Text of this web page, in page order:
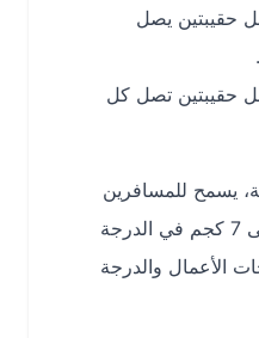
يصل
تصل كل
للمسافرين
يد بوزن يصل إلى 7 كجم في الدرجة
الأعمال والدرجة